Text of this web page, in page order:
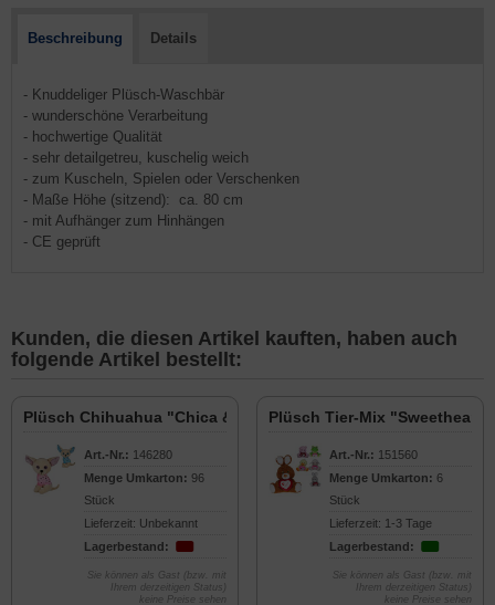
Beschreibung Details
- Knuddeliger Plüsch-Waschbär
- wunderschöne Verarbeitung
- hochwertige Qualität
- sehr detailgetreu, kuschelig weich
- zum Kuscheln, Spielen oder Verschenken
- Maße Höhe (sitzend): ca. 80 cm
- mit Aufhänger zum Hinhängen
- CE geprüft
Kunden, die diesen Artikel kauften, haben auch
folgende Artikel bestellt:
Plüsch Chihuahua "Chica & Checo" 20cm
Art.-Nr.: 146280
Menge Umkarton: 96
Stück
Lieferzeit: Unbekannt
Lagerbestand:
Sie können als Gast (bzw. mit
Ihrem derzeitigen Status)
keine Preise sehen
Plüsch Tier-Mix "Sweetheart"
Art.-Nr.: 151560
Menge Umkarton: 6
Stück
Lieferzeit: 1-3 Tage
Lagerbestand:
Sie können als Gast (bzw. mit
Ihrem derzeitigen Status)
keine Preise sehen